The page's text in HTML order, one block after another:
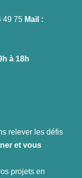
49 75 Mail :
à 18h
relever les défis
et vous
projets en